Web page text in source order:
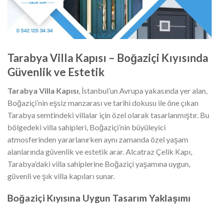
Tarabya Villa Kapısı – Boğaziçi Kıyısında
Güvenlik ve Estetik
Tarabya Villa Kapısı , İstanbul’un Avrupa yakasında yer alan,
Boğaziçi’nin eşsiz manzarası ve tarihi dokusu ile öne çıkan
Tarabya semtindeki villalar için özel olarak tasarlanmıştır. Bu
bölgedeki villa sahipleri, Boğaziçi’nin büyüleyici
atmosferinden yararlanırken aynı zamanda özel yaşam
alanlarında güvenlik ve estetik arar. Alcatraz Çelik Kapı,
Tarabya’daki villa sahiplerine Boğaziçi yaşamına uygun,
güvenli ve şık villa kapıları sunar.
Boğaziçi Kıyısına Uygun Tasarım Yaklaşımı